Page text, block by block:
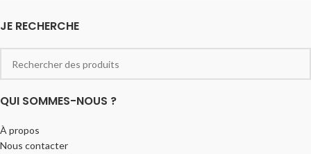
JE RECHERCHE
QUI SOMMES-NOUS ?
À propos
Nous contacter